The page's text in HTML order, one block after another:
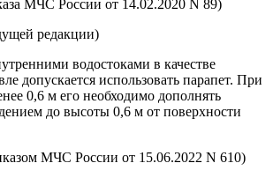
МЧС России от 14.02.2020 N 89)
редакции)
водостоками в качестве
допускается использовать парапет. При
0,6 м его необходимо дополнять
до высоты 0,6 м от поверхности
МЧС России от 15.06.2022 N 610)